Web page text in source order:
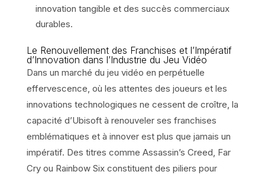
innovation tangible et des succès commerciaux
durables.
Le Renouvellement des Franchises et l’Impératif
d’Innovation dans l’Industrie du Jeu Vidéo
Dans un marché du jeu vidéo en perpétuelle
effervescence, où les attentes des joueurs et les
innovations technologiques ne cessent de croître, la
capacité d’Ubisoft à renouveler ses franchises
emblématiques et à innover est plus que jamais un
impératif. Des titres comme Assassin’s Creed, Far
Cry ou Rainbow Six constituent des piliers pour